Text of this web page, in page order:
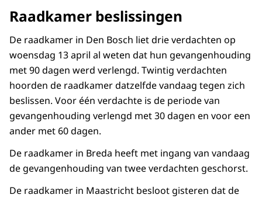
Raadkamer beslissingen
De raadkamer in Den Bosch liet drie verdachten op
woensdag 13 april al weten dat hun gevangenhouding
met 90 dagen werd verlengd. Twintig verdachten
hoorden de raadkamer datzelfde vandaag tegen zich
beslissen. Voor één verdachte is de periode van
gevangenhouding verlengd met 30 dagen en voor een
ander met 60 dagen.
De raadkamer in Breda heeft met ingang van vandaag
de gevangenhouding van twee verdachten geschorst.
De raadkamer in Maastricht besloot gisteren dat de